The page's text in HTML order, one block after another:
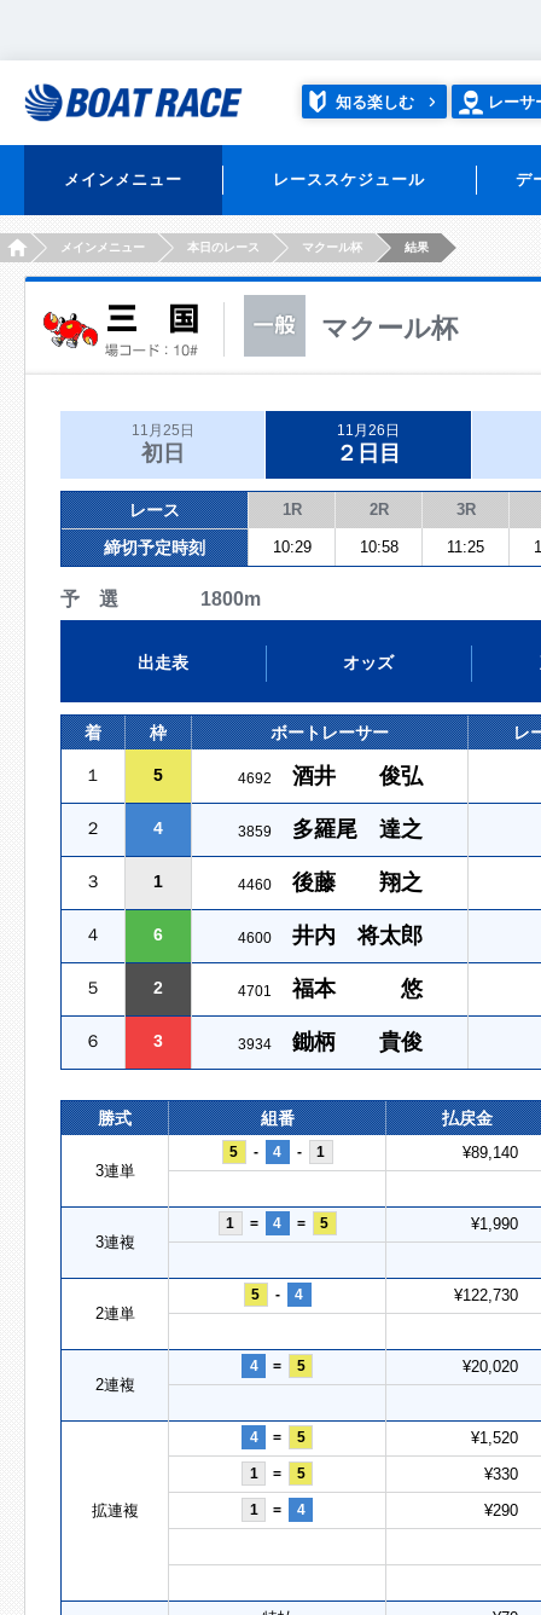
知る楽しむ レーサ
メインメニュー レーススケジュール デ
HOMEメインメニュー 本日のレース マクール杯 結果
マクール杯
11月25日
初日
11月26日
２日目
レース 1R 2R 3R
締切予定時刻 10:29 10:58 11:25
予 選 1800m
出走表 オッズ
着 枠 ボートレーサー レ
１ 5 4692 酒井 俊弘
２ 4 3859 多羅尾 達之
３ 1 4460 後藤 翔之
４ 6 4600 井内 将太郎
５ 2 4701 福本 悠
６ 3 3934 鋤柄 貴俊
勝式 組番 払戻金
3連単
5 - 4 - 1 ¥89,140
3連複
1 = 4 = 5 ¥1,990
2連単
5 - 4 ¥122,730
2連複
4 = 5 ¥20,020
拡連複
4 = 5 ¥1,520
1 = 5 ¥330
1 = 4 ¥290